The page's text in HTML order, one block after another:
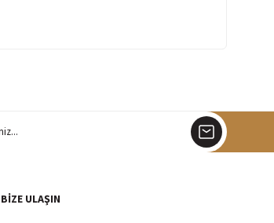
BİZE ULAŞIN